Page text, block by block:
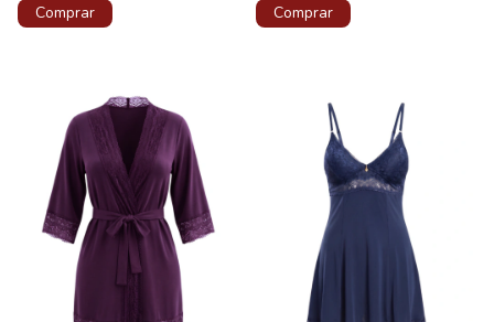
Comprar
Comprar